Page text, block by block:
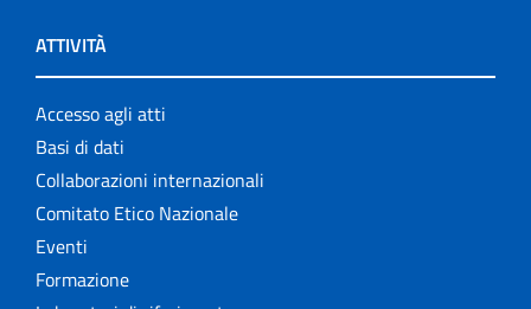
ATTIVITÀ
Accesso agli atti
Basi di dati
Collaborazioni internazionali
Comitato Etico Nazionale
Eventi
Formazione